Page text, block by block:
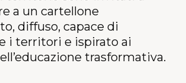
a un cartellone
diffuso, capace di
i territori e ispirato ai
trasformativa.